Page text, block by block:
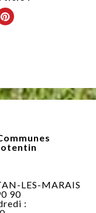
LES-MARAIS
90
: